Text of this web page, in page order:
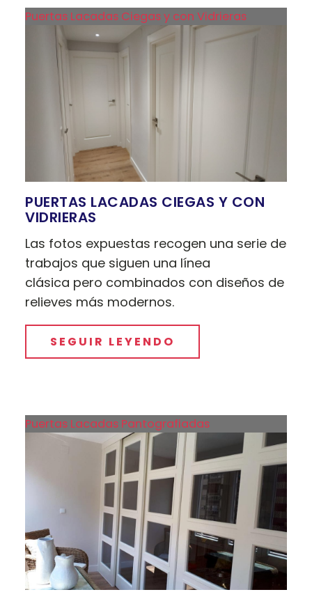
Puertas Lacadas Ciegas y con Vidrieras
PUERTAS LACADAS CIEGAS Y CON
VIDRIERAS
Las fotos expuestas recogen una serie de
trabajos que siguen una línea
clásica pero combinados con diseños de
relieves más modernos.
SEGUIR LEYENDO
Puertas Lacadas Pantografiadas